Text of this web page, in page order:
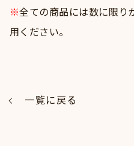
※全ての商品には数に限り
用ください。
一覧に戻る